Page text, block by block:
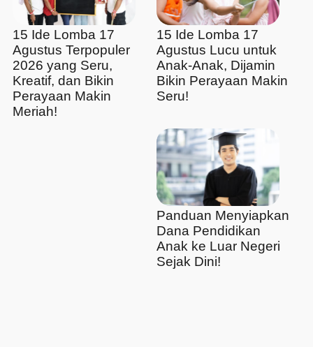
15 Ide Lomba 17
Agustus Terpopuler
2026 yang Seru,
Kreatif, dan Bikin
Perayaan Makin
Meriah!
15 Ide Lomba 17
Agustus Lucu untuk
Anak-Anak, Dijamin
Bikin Perayaan Makin
Seru!
Panduan Menyiapkan
Dana Pendidikan
Anak ke Luar Negeri
Sejak Dini!